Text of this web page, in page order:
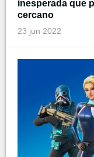
inesperada que
cercano
23 jun 2022